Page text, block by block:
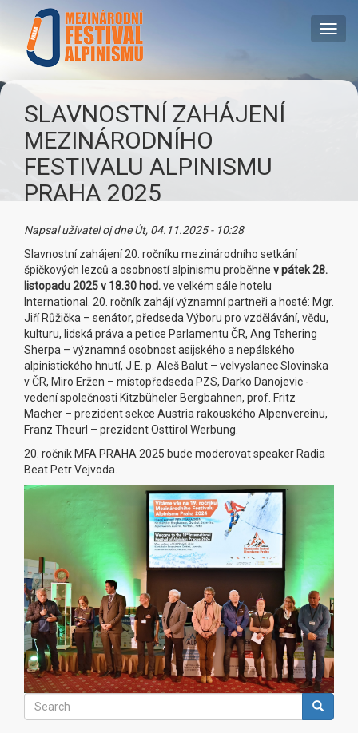
hlavnímu
obsahu
SLAVNOSTNÍ ZAHÁJENÍ
MEZINÁRODNÍHO
FESTIVALU ALPINISMU
PRAHA 2025
Napsal uživatelojdneÚt, 04.11.2025 - 10:28
Slavnostní zahájení 20. ročníku mezinárodního setkání
špičkových lezců a osobností alpinismu proběhne v pátek 28.
listopadu 2025 v 18.30 hod.ve velkém sále hotelu
International. 20. ročník zahájí významní partneři a hosté: Mgr.
Jiří Růžička – senátor, předseda Výboru pro vzdělávání, vědu,
kulturu, lidská práva a petice Parlamentu ČR, Ang Tshering
Sherpa – významná osobnost asijského a nepálského
alpinistického hnutí, J.E. p. Aleš Balut – velvyslanec Slovinska
v ČR, Miro Eržen – místopředseda PZS, Darko Danojevic -
vedení společnosti Kitzbüheler Bergbahnen, prof. Fritz
Macher – prezident sekce Austria rakouského Alpenvereinu,
Franz Theurl – prezident Osttirol Werbung.
20. ročník MFA PRAHA 2025 bude moderovat speaker Radia
Beat Petr Vejvoda.
Search Search